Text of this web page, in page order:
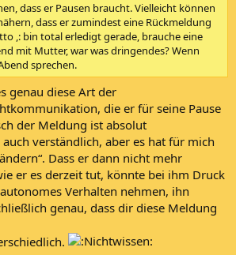
dass er Pausen braucht. Vielleicht können
dass er zumindest eine Rückmeldung
,: bin total erledigt gerade, brauche eine
mit Mutter, war was dringendes? Wenn
sprechen.
genau diese Art der
die er für seine Pause
der Meldung ist absolut
verständlich, aber es hat für mich
Dass er dann nicht mehr
er es derzeit tut, könnte bei ihm Druck
Verhalten nehmen, ihn
genau, dass dir diese Meldung